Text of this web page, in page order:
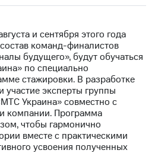
и сентября этого года
команд-финалистов
будущего», будут обучаться
по специально
стажировки. В разработке
эксперты группы
Украина» совместно с
компании. Программа
чтобы гармонично
вместе с практическими
усвоения полученных